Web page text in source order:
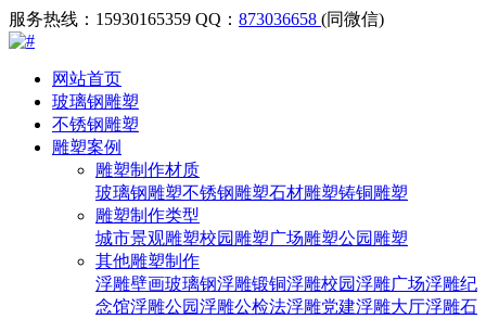
服务热线：15930165359 QQ： 873036658 (同微信)
网站首页
玻璃钢雕塑
不锈钢雕塑
雕塑案例
雕塑制作材质
玻璃钢雕塑不锈钢雕塑石材雕塑铸铜雕塑
雕塑制作类型
城市景观雕塑校园雕塑广场雕塑公园雕塑
其他雕塑制作
浮雕壁画玻璃钢浮雕锻铜浮雕校园浮雕广场浮雕纪
念馆浮雕公园浮雕公检法浮雕党建浮雕大厅浮雕石